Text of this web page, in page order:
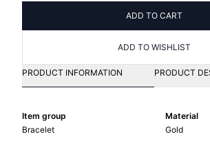
ADD TO CART
ADD TO WISHLIST
PRODUCT INFORMATION PRODUCT
Item group
Bracelet
Material
Gold